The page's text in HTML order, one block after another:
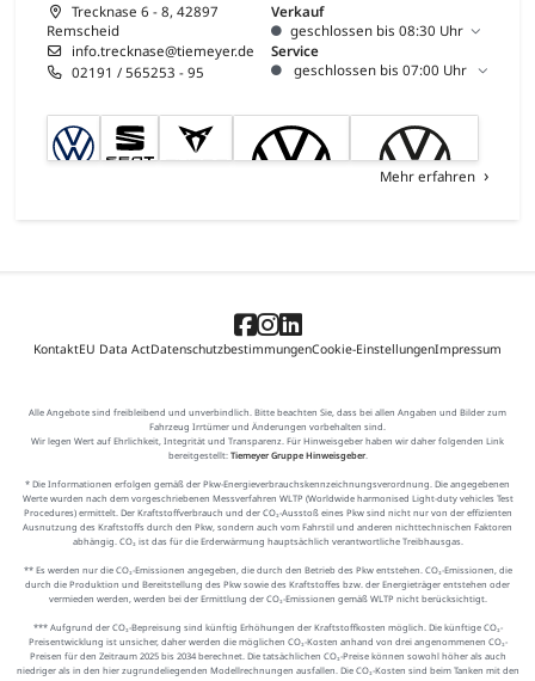
Trecknase 6 - 8, 42897
Remscheid
info.trecknase@tiemeyer.de
02191 / 565253 - 95
Verkauf
geschlossen bis 08:30 Uhr
Service
geschlossen bis 07:00 Uhr
Mehr erfahren
KontaktEU Data ActDatenschutzbestimmungenCookie-EinstellungenImpressum
Alle Angebote sind freibleibend und unverbindlich. Bitte beachten Sie, dass bei allen Angaben und Bilder zum
Fahrzeug Irrtümer und Änderungen vorbehalten sind.
Wir legen Wert auf Ehrlichkeit, Integrität und Transparenz. Für Hinweisgeber haben wir daher folgenden Link
bereitgestellt: Tiemeyer Gruppe Hinweisgeber.
* Die Informationen erfolgen gemäß der Pkw-Energieverbrauchskennzeichnungsverordnung. Die angegebenen
Werte wurden nach dem vorgeschriebenen Messverfahren WLTP (Worldwide harmonised Light-duty vehicles Test
Procedures) ermittelt. Der Kraftstoffverbrauch und der CO₂-Ausstoß eines Pkw sind nicht nur von der effizienten
Ausnutzung des Kraftstoffs durch den Pkw, sondern auch vom Fahrstil und anderen nichttechnischen Faktoren
abhängig. CO₂ ist das für die Erderwärmung hauptsächlich verantwortliche Treibhausgas.
** Es werden nur die CO₂-Emissionen angegeben, die durch den Betrieb des Pkw entstehen. CO₂-Emissionen, die
durch die Produktion und Bereitstellung des Pkw sowie des Kraftstoffes bzw. der Energieträger entstehen oder
vermieden werden, werden bei der Ermittlung der CO₂-Emissionen gemäß WLTP nicht berücksichtigt.
*** Aufgrund der CO₂-Bepreisung sind künftig Erhöhungen der Kraftstoffkosten möglich. Die künftige CO₂-
Preisentwicklung ist unsicher, daher werden die möglichen CO₂-Kosten anhand von drei angenommenen CO₂-
Preisen für den Zeitraum 2025 bis 2034 berechnet. Die tatsächlichen CO₂-Preise können sowohl höher als auch
niedriger als in den hier zugrundeliegenden Modellrechnungen ausfallen. Die CO₂-Kosten sind beim Tanken mit den